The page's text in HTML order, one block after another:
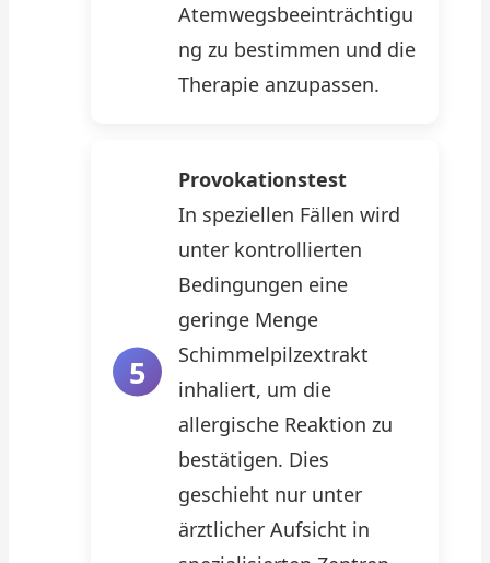
Atemwegsbeeinträchtigu
ng zu bestimmen und die
Therapie anzupassen.
Provokationstest
In speziellen Fällen wird
unter kontrollierten
Bedingungen eine
geringe Menge
Schimmelpilzextrakt
inhaliert, um die
allergische Reaktion zu
bestätigen. Dies
geschieht nur unter
ärztlicher Aufsicht in